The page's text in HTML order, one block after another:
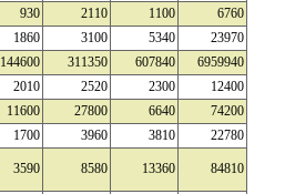
930 2110 1100
6760
1860 3100 5340
23970
144600 311350 607840
6959940
2010 2520 2300
12400
11600 27800 6640
74200
1700 3960 3810 22780
3590 8580 13360 84810